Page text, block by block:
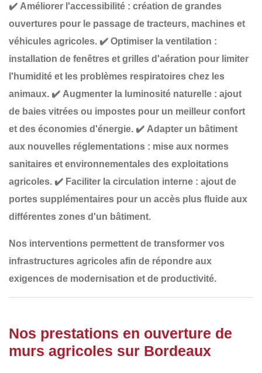
✔️ Améliorer l'accessibilité : création de grandes
ouvertures pour le passage de tracteurs, machines et
véhicules agricoles. ✔️ Optimiser la ventilation :
installation de fenêtres et grilles d'aération pour limiter
l'humidité et les problèmes respiratoires chez les
animaux. ✔️ Augmenter la luminosité naturelle : ajout
de baies vitrées ou impostes pour un meilleur confort
et des économies d'énergie. ✔️ Adapter un bâtiment
aux nouvelles réglementations : mise aux normes
sanitaires et environnementales des exploitations
agricoles. ✔️ Faciliter la circulation interne : ajout de
portes supplémentaires pour un accès plus fluide aux
différentes zones d'un bâtiment.
Nos interventions permettent de transformer vos
infrastructures agricoles afin de répondre aux
exigences de modernisation et de productivité.
Nos prestations en ouverture de
murs agricoles sur Bordeaux